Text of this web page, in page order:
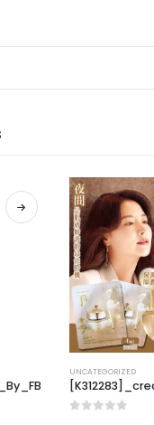
UNCATEGORIZED